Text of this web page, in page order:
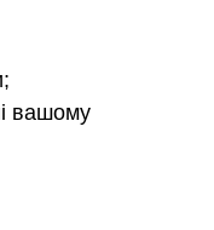
вашому